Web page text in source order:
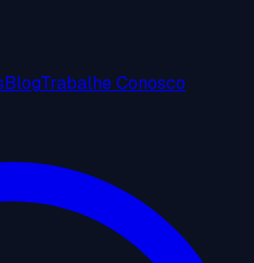
BlogTrabalhe Conosco